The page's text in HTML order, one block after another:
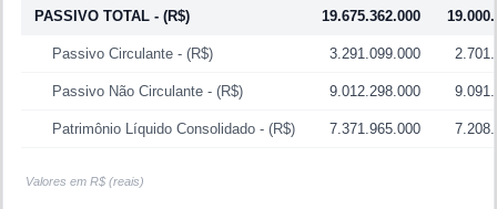
PASSIVO TOTAL - (R$) 19.675.362.000
Passivo Circulante - (R$) 3.291.099.000
Passivo Não Circulante - (R$) 9.012.298.000
Patrimônio Líquido Consolidado - (R$) 7.371.965.000
Valores em R$ (reais)